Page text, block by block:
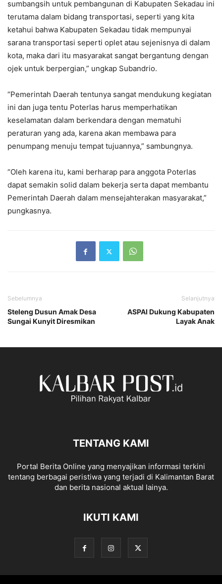
sumbangsih untuk pembangunan di Kabupaten Sekadau ini
terutama dalam bidang transportasi, seperti yang kita
ketahui bahwa Kabupaten Sekadau tidak mempunyai
sarana transportasi seperti oplet atau sejenisnya di dalam
kota, maka dari itu masyarakat sangat bergantung dengan
ojek untuk berpergian,” ungkap Subandrio.
“Pemerintah Daerah tentunya sangat mendukung kegiatan
ini dan juga tentu Poterlas harus memperhatikan
keselamatan dalam berkendara dengan mematuhi
peraturan yang ada, karena akan membawa para
penumpang menuju tempat tujuannya,” sambungnya.
“Oleh karena itu, kami berharap para anggota Poterlas
dapat semakin solid dalam bekerja serta dapat membantu
Pemerintah Daerah dalam mensejahterakan masyarakat,”
pungkasnya.
Sebelumnya
Steleng Dusun Amak Desa
Sungai Kunyit Diresmikan
Selanjutnya
ASPAI Dukung Kabupaten
Layak Anak
TENTANG KAMI
Portal Berita Online yang menyajikan informasi terkini
tentang berbagai peristiwa yang terjadi di Kalimantan Barat
dan berita nasional aktual lainya.
IKUTI KAMI